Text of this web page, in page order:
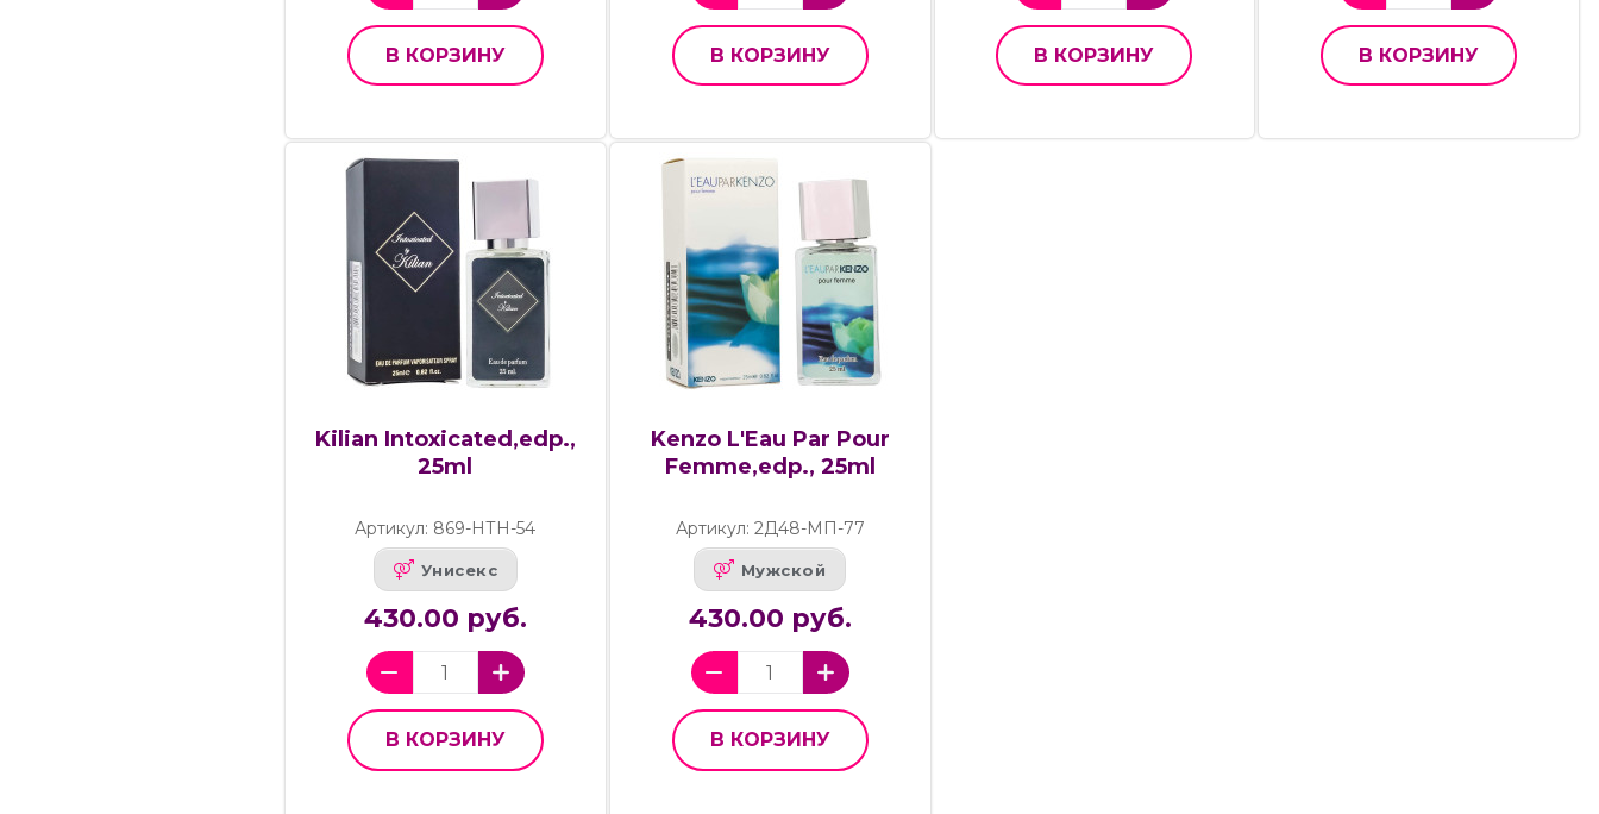
В КОРЗИНУ В КОРЗИНУ В КОРЗИНУ В КОРЗИНУ
Kilian Intoxicated,edp.,
25ml
Артикул: 869-НТН-54
Унисекс
430.00 руб.
В КОРЗИНУ
Kenzo L'Eau Par Pour
Femme,edp., 25ml
Артикул: 2Д48-МП-77
Мужской
430.00 руб.
В КОРЗИНУ